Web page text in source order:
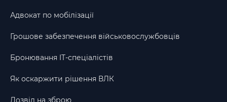
Адвокат по мобілізації
Грошове забезпечення військовослужбовців
Бронювання IT-спеціалістів
Як оскаржити рішення ВЛК
Дозвіл на зброю